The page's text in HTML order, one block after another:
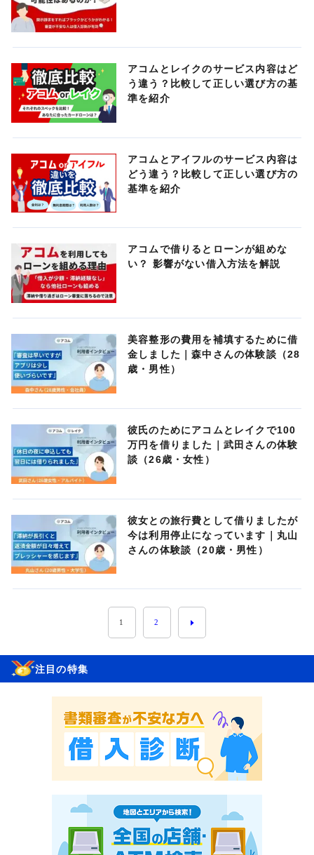
アコムとレイクのサービス内容はど
う違う？比較して正しい選び方の基
準を紹介
アコムとアイフルのサービス内容は
どう違う？比較して正しい選び方の
基準を紹介
アコムで借りるとローンが組めな
い？ 影響がない借入方法を解説
美容整形の費用を補填するために借
金しました｜森中さんの体験談（28
歳・男性）
彼氏のためにアコムとレイクで100
万円を借りました｜武田さんの体験
談（26歳・女性）
彼女との旅行費として借りましたが
今は利用停止になっています｜丸山
さんの体験談（20歳・男性）
1 2
注目の特集